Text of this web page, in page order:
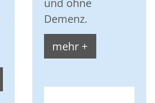
und ohne
Demenz.
mehr +